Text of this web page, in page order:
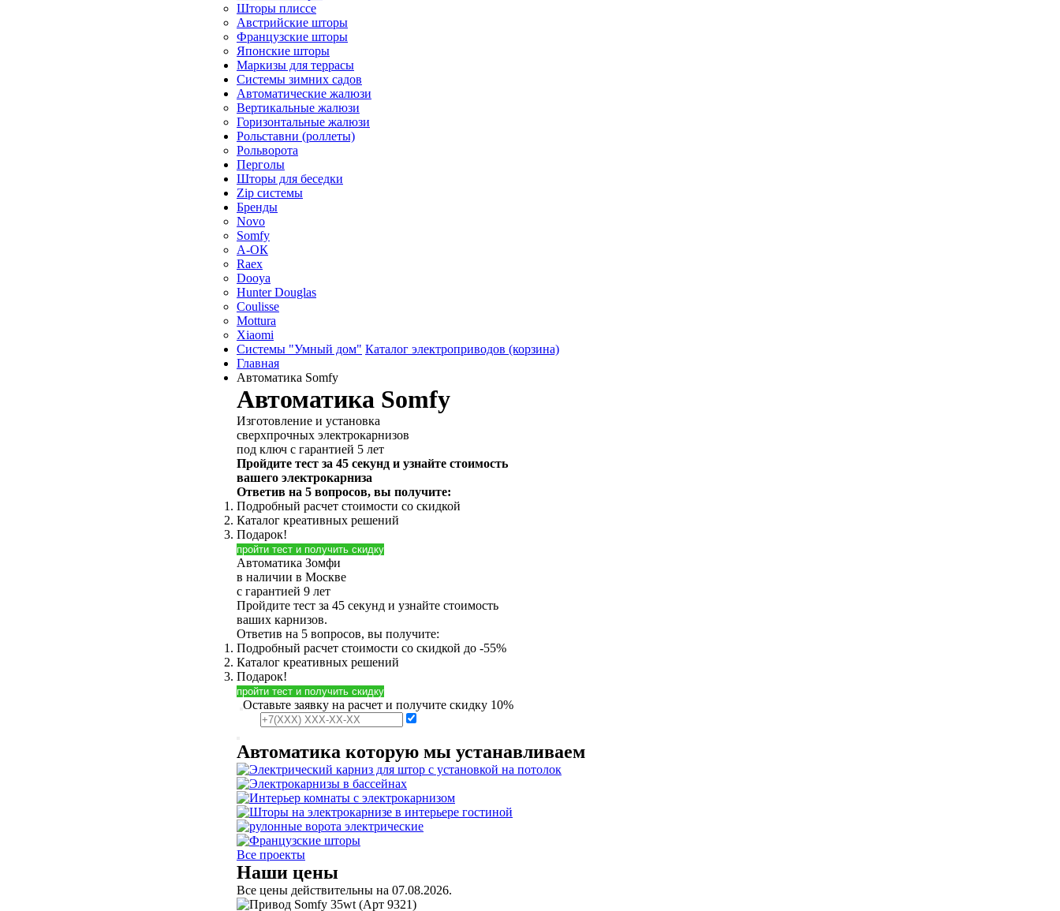
Шторы плиссе
Австрийские шторы
Французские шторы
Японские шторы
Маркизы для террасы
Системы зимних садов
Автоматические жалюзи
Вертикальные жалюзи
Горизонтальные жалюзи
Рольставни (роллеты)
Рольворота
Перголы
Шторы для беседки
Zip системы
Бренды
Novo
Somfy
А-ОК
Raex
Dooya
Hunter Douglas
Coulisse
Mottura
Xiaomi
Системы "Умный дом" Каталог электроприводов (корзина)
Главная
Автоматика Somfy
Автоматика Somfy
Изготовление и установка
сверхпрочных электрокарнизов
под ключ с гарантией 5 лет
Пройдите тест за 45 секунд и узнайте стоимость
вашего электрокарниза
Ответив на 5 вопросов, вы получите:
Подробный расчет стоимости со скидкой
Каталог креативных решений
Подарок!
пройти тест и получить скидку
Автоматика Зомфи
в наличии в Москве
с гарантией 9 лет
Пройдите тест за 45 секунд и узнайте стоимость
ваших карнизов.
Ответив на 5 вопросов, вы получите:
Подробный расчет стоимости со скидкой до -55%
Каталог креативных решений
Подарок!
пройти тест и получить скидку
Оставьте заявку на расчет и получите скидку 10%
Автоматика которую мы устанавливаем
Все проекты
Наши цены
Все цены действительны на 07.08.2026.